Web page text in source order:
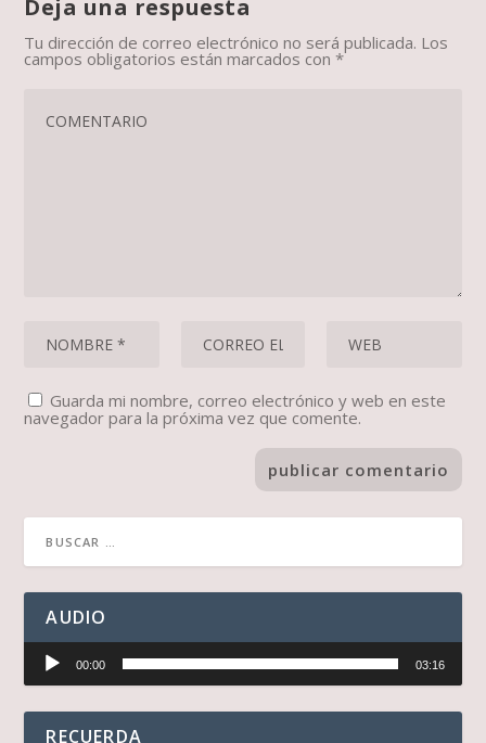
Deja una respuesta
Tu dirección de correo electrónico no será publicada. Los
campos obligatorios están marcados con*
Guarda mi nombre, correo electrónico y web en este
navegador para la próxima vez que comente.
AUDIO
Reproductor
audio
00:00 03:16
RECUERDA